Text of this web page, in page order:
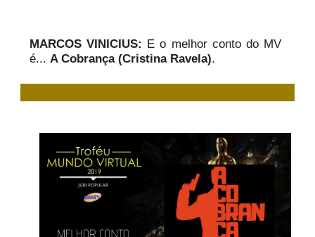
MARCOS VINICIUS: E o melhor conto do MV
é... A Cobrança (Cristina Ravela).